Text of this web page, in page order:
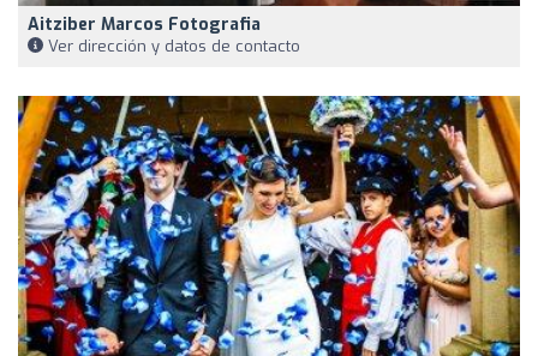
Aitziber Marcos Fotografia
Ver dirección y datos de contacto